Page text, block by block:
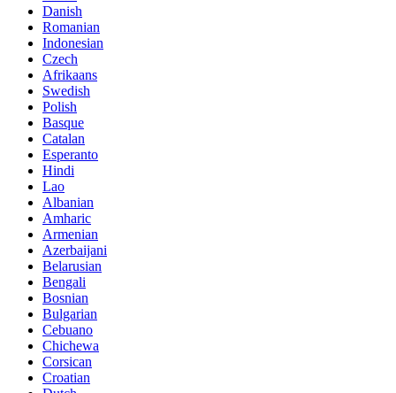
Danish
Romanian
Indonesian
Czech
Afrikaans
Swedish
Polish
Basque
Catalan
Esperanto
Hindi
Lao
Albanian
Amharic
Armenian
Azerbaijani
Belarusian
Bengali
Bosnian
Bulgarian
Cebuano
Chichewa
Corsican
Croatian